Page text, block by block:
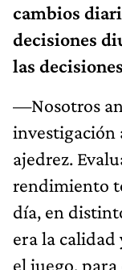
cambios
decisiones
las
—Nosotros
investigación
ajedrez.
rendimiento
día, en
era la calidad
el juego,